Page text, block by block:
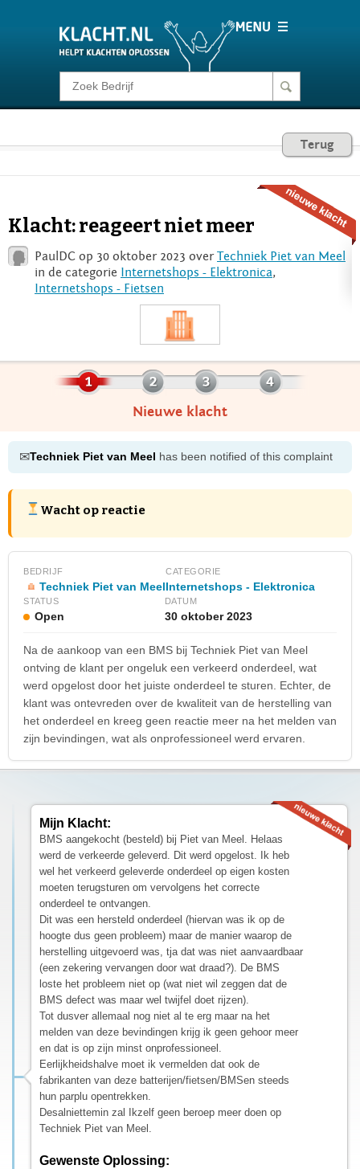
Klacht melden
Consumentenrecht
Login
Terug
Klacht: reageert niet meer
PaulDC op 30 oktober 2023 overTechniek Piet van Meel
in de categorie Internetshops - Elektronica,
Internetshops - Fietsen
Nieuwe klacht
✉Techniek Piet van Meel has been notified of this complaint
Wacht op reactie
BEDRIJF
Techniek Piet van Meel
CATEGORIE
Internetshops - Elektronica
STATUS
Open
DATUM
30 oktober 2023
Na de aankoop van een BMS bij Techniek Piet van Meel
ontving de klant per ongeluk een verkeerd onderdeel, wat
werd opgelost door het juiste onderdeel te sturen. Echter, de
klant was ontevreden over de kwaliteit van de herstelling van
het onderdeel en kreeg geen reactie meer na het melden van
zijn bevindingen, wat als onprofessioneel werd ervaren.
Mijn Klacht:
BMS aangekocht (besteld) bij Piet van Meel. Helaas
werd de verkeerde geleverd. Dit werd opgelost. Ik heb
wel het verkeerd geleverde onderdeel op eigen kosten
moeten terugsturen om vervolgens het correcte
onderdeel te ontvangen.
Dit was een hersteld onderdeel (hiervan was ik op de
hoogte dus geen probleem) maar de manier waarop de
herstelling uitgevoerd was, tja dat was niet aanvaardbaar
(een zekering vervangen door wat draad?). De BMS
loste het probleem niet op (wat niet wil zeggen dat de
BMS defect was maar wel twijfel doet rijzen).
Tot dusver allemaal nog niet al te erg maar na het
melden van deze bevindingen krijg ik geen gehoor meer
en dat is op zijn minst onprofessioneel.
Eerlijkheidshalve moet ik vermelden dat ook de
fabrikanten van deze batterijen/fietsen/BMSen steeds
hun parplu opentrekken.
Desalniettemin zal Ikzelf geen beroep meer doen op
Techniek Piet van Meel.
Gewenste Oplossing: